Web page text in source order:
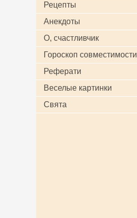
Рецепты
Анекдоты
О, счастливчик
Гороскоп совместимости
Реферати
Веселые картинки
Свята